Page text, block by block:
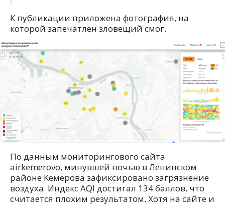
К публикации приложена фотография, на
которой запечатлён зловещий смог.
По данным мониторингового сайта
airkemerovo, минувшей ночью в Ленинском
районе Кемерова зафиксировано загрязнение
воздуха. Индекс AQI достигал 134 баллов, что
считается плохим результатом. Хотя на сайте и